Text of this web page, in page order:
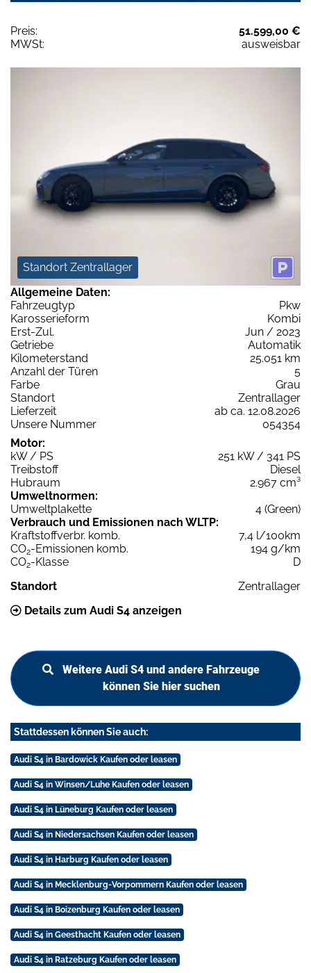
Preis:
51.599,00 €
MWSt:
ausweisbar
Standort Zentrallager
Allgemeine Daten:
Fahrzeugtyp
Pkw
Karosserieform
Kombi
Erst-Zul.
Jun / 2023
Getriebe
Automatik
Kilometerstand
25.051 km
Anzahl der Türen
5
Farbe
Grau
Standort
Zentrallager
Lieferzeit
ab ca. 12.08.2026
Unsere Nummer
054354
Motor:
kW / PS
251 kW / 341 PS
Treibstoff
Diesel
Hubraum
2.967 cm³
Umweltnormen:
Umweltplakette
4 (Green)
Verbrauch und Emissionen nach WLTP:
Kraftstoffverbr. komb.
7,4 l/100km
CO2-Emissionen komb.
194 g/km
CO2-Klasse
D
Standort
Zentrallager
Details zum Audi S4 anzeigen
Weitere Audi S4 und andere Fahrzeuge
können Sie hier suchen
Stattdessen können Sie auch:
Audi S4 in Bardowick Kaufen oder leasen
Audi S4 in Winsen/Luhe Kaufen oder leasen
Audi S4 in Lüneburg Kaufen oder leasen
Audi S4 in Niedersachsen Kaufen oder leasen
Audi S4 in Harburg Kaufen oder leasen
Audi S4 in Mecklenburg-Vorpommern Kaufen oder leasen
Audi S4 in Boizenburg Kaufen oder leasen
Audi S4 in Geesthacht Kaufen oder leasen
Audi S4 in Ratzeburg Kaufen oder leasen